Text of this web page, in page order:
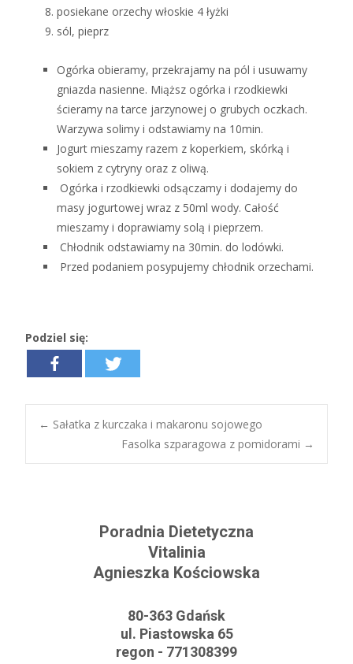
posiekane orzechy włoskie 4 łyżki
sól, pieprz
Ogórka obieramy, przekrajamy na pól i usuwamy
gniazda nasienne. Miąższ ogórka i rzodkiewki
ścieramy na tarce jarzynowej o grubych oczkach.
Warzywa solimy i odstawiamy na 10min.
Jogurt mieszamy razem z koperkiem, skórką i
sokiem z cytryny oraz z oliwą.
Ogórka i rzodkiewki odsączamy i dodajemy do
masy jogurtowej wraz z 50ml wody. Całość
mieszamy i doprawiamy solą i pieprzem.
Chłodnik odstawiamy na 30min. do lodówki.
Przed podaniem posypujemy chłodnik orzechami.
Podziel się:
Post navigation
← Sałatka z kurczaka i makaronu sojowego
Fasolka szparagowa z pomidorami →
Poradnia Dietetyczna
Vitalinia
Agnieszka Kościowska
80-363 Gdańsk
ul. Piastowska 65
regon - 771308399